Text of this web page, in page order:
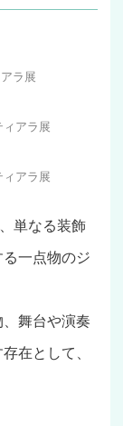
ラ展
ィアラ展
ィアラ展
単なる装飾
一点物のジ
舞台や演奏
在として、